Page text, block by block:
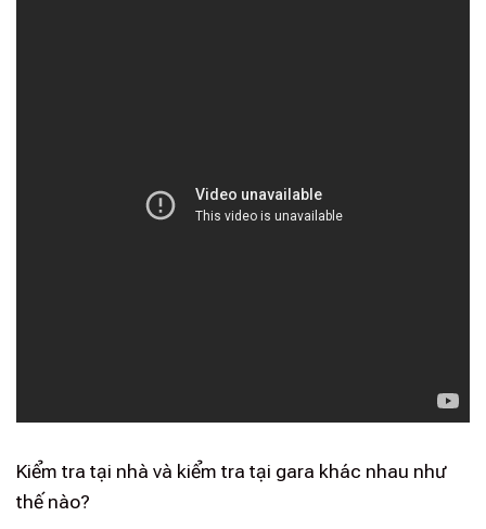
Kiểm tra tại nhà và kiểm tra tại gara khác nhau như
thế nào?